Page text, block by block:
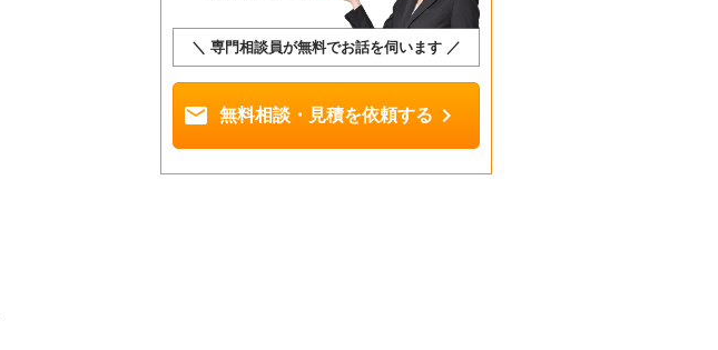
＼ 専門相談員が無料でお話を伺います ／
mail 無料相談・見積を依頼する chevron_right